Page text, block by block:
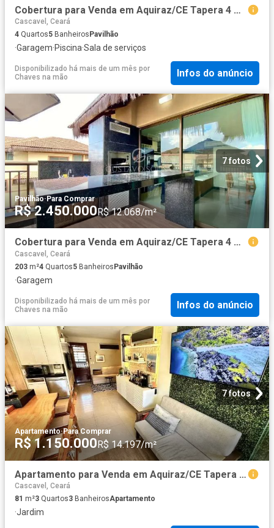
Cobertura para Venda em Aquiraz/CE Tapera 4 Quartos
Cascavel, Ceará
4 Quartos5 Banheiros Pavilhão
·Garagem·Piscina·Sala de serviços
Disponibilizado há mais de um mês por
Chaves na mão
Infos do anúncio
7 fotos
Pavilhão· Para Comprar
R$ 2.450.000R$ 12.068/m²
Cobertura para Venda em Aquiraz/CE Tapera 4 Quartos
Cascavel, Ceará
203 m²4 Quartos5 BanheirosPavilhão
·Garagem
Disponibilizado há mais de um mês por
Chaves na mão
Infos do anúncio
7 fotos
Apartamento·Para Comprar
R$ 1.150.000R$ 14.197/m²
Apartamento para Venda em Aquiraz/CE Tapera 3 Quartos
Cascavel, Ceará
81 m²3 Quartos3 BanheirosApartamento
·Jardim